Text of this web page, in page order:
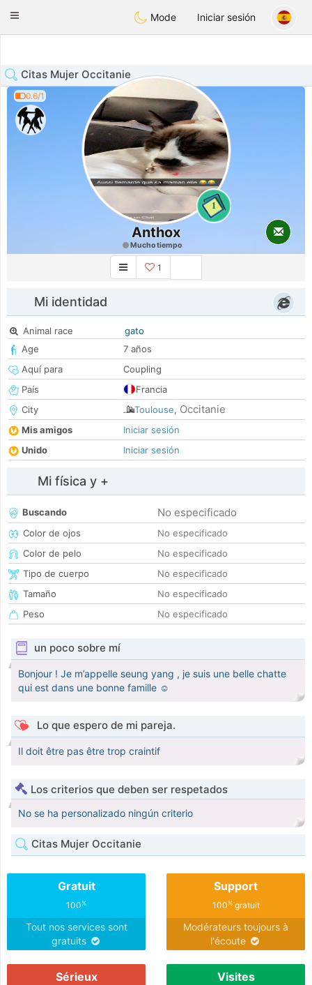
Animour
Toggle
Mode Iniciar sesión
Citas Mujer Occitanie
0.6/1
1
Anthox
Mucho tiempo
1
Mi identidad
Animal race
gato
Age
7 años
Aquí para
Coupling
País
Francia
City
Toulouse, Occitanie
Mis amigos
Iniciar sesión
Unido
Iniciar sesión
Mi física y +
Buscando No especificado
Color de ojos
No especificado
Color de pelo
No especificado
Tipo de cuerpo
No especificado
Tamaño
No especificado
Peso
No especificado
un poco sobre mí
Bonjour ! Je m’appelle seung yang , je suis une belle chatte
qui est dans une bonne famille ☺️
Lo que espero de mi pareja.
Il doit être pas être trop craintif
Los criterios que deben ser respetados
No se ha personalizado ningún criterio
Citas Mujer Occitanie
Gratuit
100%
Tout nos services sont
gratuits
Support
100%gratuit
Modérateurs toujours à
l'écoute
Sérieux Visites